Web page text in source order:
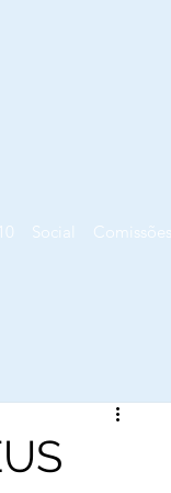
Social Comissões